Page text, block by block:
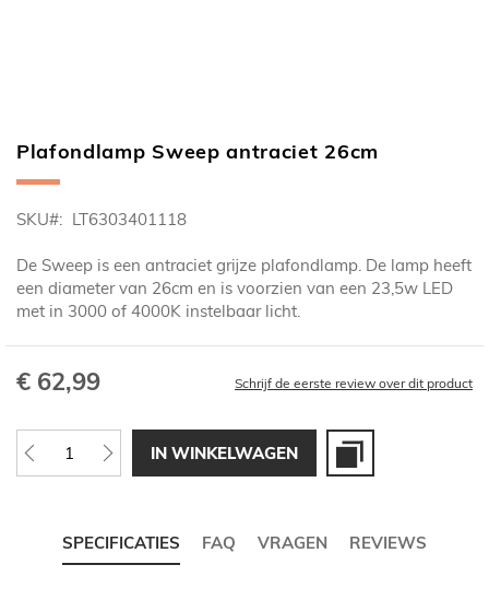
Ga
naar
begin
de
afbeeldingen-
gallerij
Plafondlamp Sweep antraciet 26cm
SKU LT6303401118
De Sweep is een antraciet grijze plafondlamp. De lamp heeft
een diameter van 26cm en is voorzien van een 23,5w LED
met in 3000 of 4000K instelbaar licht.
€ 62,99 Schrijf de eerste review over dit product
IN WINKELWAGEN
SPECIFICATIES FAQ VRAGEN REVIEWS